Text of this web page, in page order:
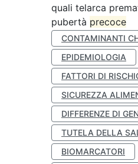
quali telarca
pubertà precoce
CONTAMINANTI
EPIDEMIOLOGIA
FATTORI DI
SICUREZZA
DIFFERENZE DI
TUTELA DELLA
BIOMARCATORI